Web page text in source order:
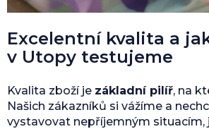
Excelentní kvalita a
v Utopy testujeme
Kvalita zboží je základní pilíř, na
Našich zákazníků si vážíme a
vystavovat nepříjemným situacím,